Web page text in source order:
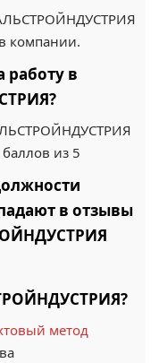
компании.
работу в
из 5
в отзывы
метод